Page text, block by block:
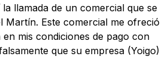
llamada de un comercial que se
Martín. Este comercial me ofreció
mis condiciones de pago con
que su empresa (Yoigo)